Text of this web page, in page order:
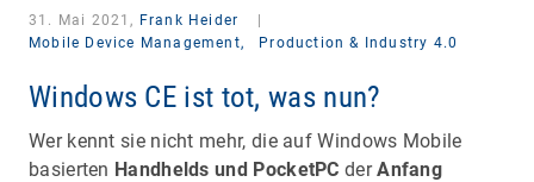
31. Mai 2021, Frank Heider
Mobile Device Management,
Production & Industry 4.0
Windows CE ist tot, was nun?
Wer kennt sie nicht mehr, die auf Windows Mobile
basierten Handhelds und PocketPC derAnfang